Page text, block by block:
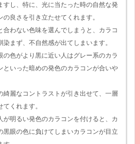
すし、特に、光に当たった時の自然な発
良さを引き立たせてくれます。
合わない色味を選んでしまうと、カラコ
染まず、不自然感が出てしまいます。
の色がより黒に近い人はグレー系のカラ
といった暗めの発色のカラコンが合いや
綺麗なコントラストが引き出せて、一層
くれます。
が明るい発色のカラコンを付けると、カ
黒眼の色に負けてしまいカラコンが目立